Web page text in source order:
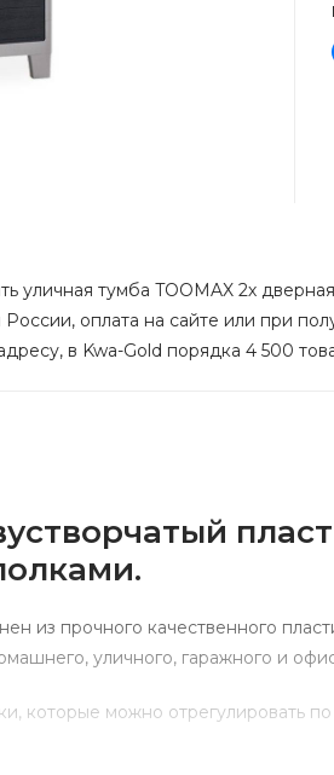
уличная тумба TOOMAX 2х
оплата на сайте или при
в Kwa-Gold порядка 4 500
из прочного качественного
уличного, гаражного и
которые можно отрегулировать
с остальными